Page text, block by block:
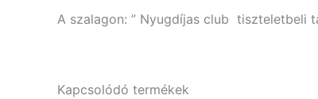
A szalagon: ” Nyugdíjas club tiszteletbeli
Kapcsolódó termékek